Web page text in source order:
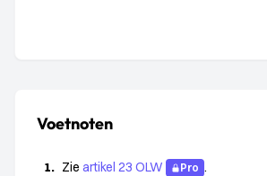
Voetnoten
1. Zie artikel 23 OLW Pro .